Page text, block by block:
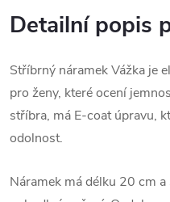
Detailní popis
Stříbrný náramek Vážka je
pro ženy, které ocení
stříbra, má E-coat úpravu,
odolnost.
Náramek má délku 20 cm